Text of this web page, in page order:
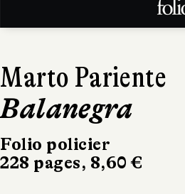
Camille
Les
de l'érable et
cerisier, t. 1